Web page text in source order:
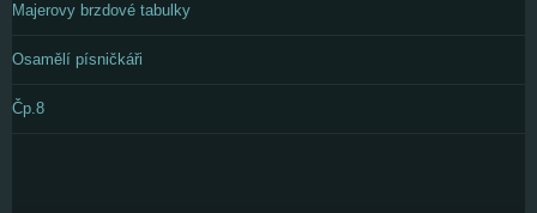
Majerovy brzdové tabulky
Osamělí písničkáři
Čp.8